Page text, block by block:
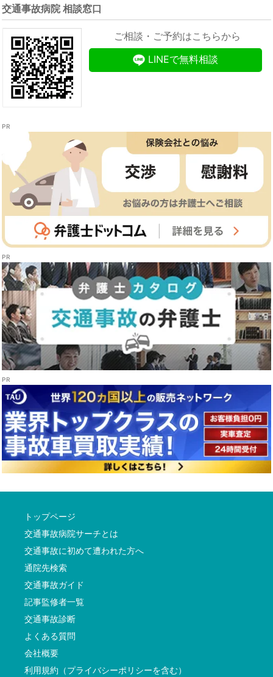
交通事故病院 相談窓口
ご相談・ご予約はこちらから
LINEで無料相談
トップページ
交通事故病院サーチとは
交通事故に初めて遭われた方へ
通院先検索
交通事故ガイド
記事監修者一覧
交通事故診断
よくある質問
会社概要
利用規約（プライバシーポリシーを含む）